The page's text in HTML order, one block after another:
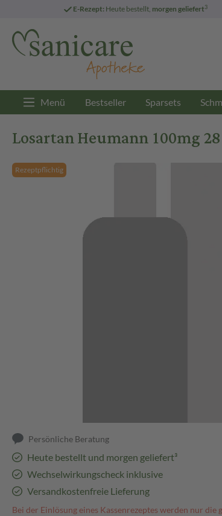
E-Rezept: Heute bestellt, morgen geliefert3
Menü Bestseller Sparsets
Losartan Heumann 100mg
Rezeptpflichtig
Persönliche Beratung
Heute bestellt und morgen geliefert³
Wechselwirkungscheck inklusive
Versandkostenfreie Lieferung
Bei der Einlösung eines Kassenrezeptes werden nur